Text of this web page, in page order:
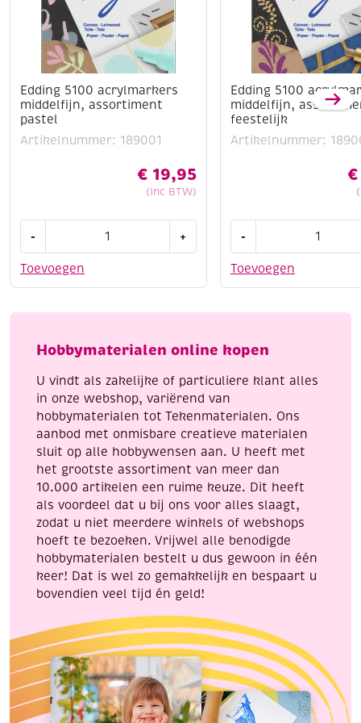
Edding 5100 acrylmarkers
middelfijn, assortiment
pastel
Artikelnummer: 189001
€ 19,95
(Inc BTW)
Toevoegen
-
acrylmarkers
pastel
+
Edding 5100
middelfijn,
feestelijk
Artikelnummer:
€
Toevoegen
-
acrylmarkers
feestelijk
Hobbymaterialen online kopen
U vindt als zakelijke of particuliere klant alles
in onze webshop, variërend van
hobbymaterialen tot Tekenmaterialen. Ons
aanbod met onmisbare creatieve materialen
sluit op alle hobbywensen aan. U heeft met
het grootste assortiment van meer dan
10.000 artikelen een ruime keuze. Dit heeft
als voordeel dat u bij ons voor alles slaagt,
zodat u niet meerdere winkels of webshops
hoeft te bezoeken. Vrijwel alle benodigde
hobbymaterialen bestelt u dus gewoon in één
keer! Dat is wel zo gemakkelijk en bespaart u
bovendien veel tijd én geld!